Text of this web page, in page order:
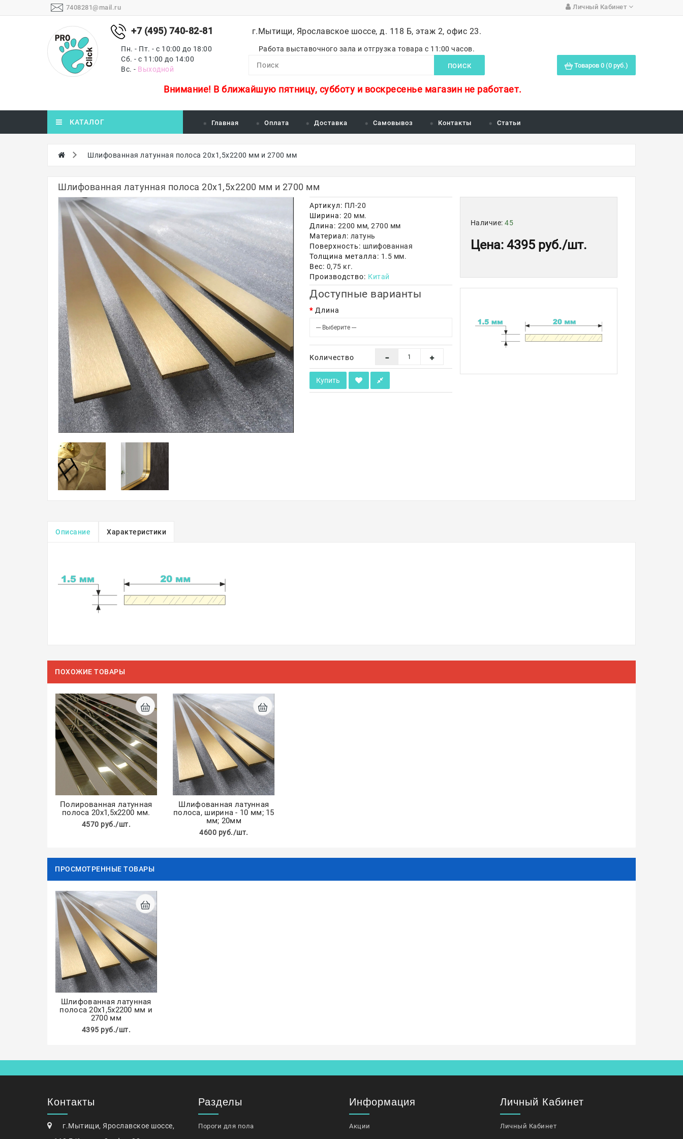
7408281@mail.ru Личный Кабинет
+7 (495) 740-82-81
Пн. - Пт. - с 10:00 до 18:00
Сб. - с 11:00 до 14:00
Вс. - Выходной
г.Мытищи, Ярославское шоссе, д. 118 Б, этаж 2, офис 23.
Работа выставочного зала и отгрузка товара с 11:00 часов.
ПОИСК Товаров 0 (0 руб.)
Внимание! В ближайшую пятницу, субботу и воскресенье магазин не работает.
КАТАЛОГ Главная Оплата Доставка Самовывоз Контакты Статьи
Шлифованная латунная полоса 20х1,5х2200 мм и 2700 мм
Шлифованная латунная полоса 20х1,5х2200 мм и 2700 мм
Артикул: ПЛ-20
Ширина: 20 мм.
Длина: 2200 мм, 2700 мм
Материал: латунь
Поверхность: шлифованная
Толщина металла: 1.5 мм.
Вес: 0,75 кг.
Производство: Китай
Доступные варианты
Длина
Количество
Купить
Наличие: 45
Цена: 4395 руб./шт.
Описание Характеристики
ПОХОЖИЕ ТОВАРЫ
Полированная латунная
полоса 20х1,5х2200 мм.
4570 руб./шт.
Шлифованная латунная
полоса, ширина - 10 мм; 15
мм; 20мм
4600 руб./шт.
ПРОСМОТРЕННЫЕ ТОВАРЫ
Шлифованная латунная
полоса 20х1,5х2200 мм и
2700 мм
4395 руб./шт.
Контакты
г.Мытищи, Ярославское шоссе,
Разделы
Пороги для пола
Информация
Акции
Личный Кабинет
Личный Кабинет